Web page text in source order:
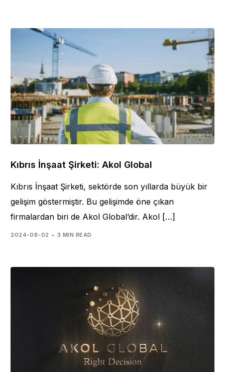
Kıbrıs İnşaat Şirketi: Akol Global
Kıbrıs İnşaat Şirketi, sektörde son yıllarda büyük bir
gelişim göstermiştir. Bu gelişimde öne çıkan
firmalardan biri de Akol Global’dir. Akol […]
2024-08-02 3 MIN READ